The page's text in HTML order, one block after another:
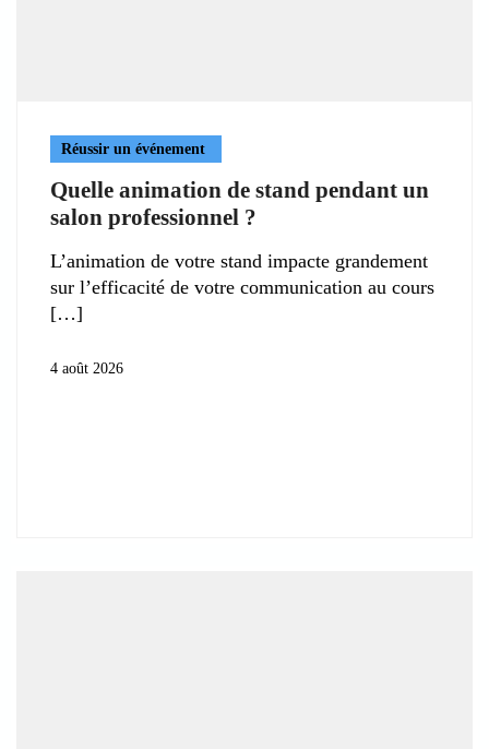
Réussir un événement
Quelle animation de stand pendant un
salon professionnel ?
L’animation de votre stand impacte grandement
sur l’efficacité de votre communication au cours
4 août 2026